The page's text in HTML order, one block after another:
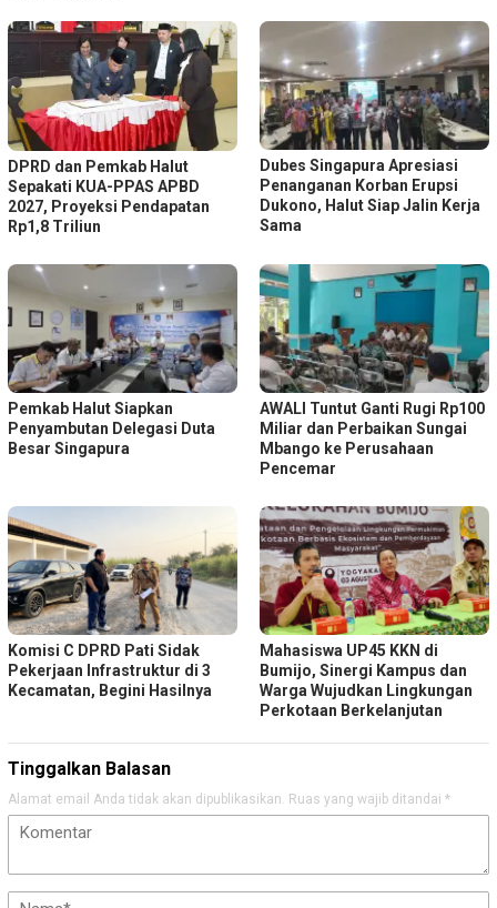
DPRD dan Pemkab Halut
Sepakati KUA-PPAS APBD
2027, Proyeksi Pendapatan
Rp1,8 Triliun
Dubes Singapura Apresiasi
Penanganan Korban Erupsi
Dukono, Halut Siap Jalin Kerja
Sama
Pemkab Halut Siapkan
Penyambutan Delegasi Duta
Besar Singapura
AWALI Tuntut Ganti Rugi Rp100
Miliar dan Perbaikan Sungai
Mbango ke Perusahaan
Pencemar
Komisi C DPRD Pati Sidak
Pekerjaan Infrastruktur di 3
Kecamatan, Begini Hasilnya
Mahasiswa UP45 KKN di
Bumijo, Sinergi Kampus dan
Warga Wujudkan Lingkungan
Perkotaan Berkelanjutan
Tinggalkan Balasan
Alamat email Anda tidak akan dipublikasikan. Ruas yang wajib ditandai *